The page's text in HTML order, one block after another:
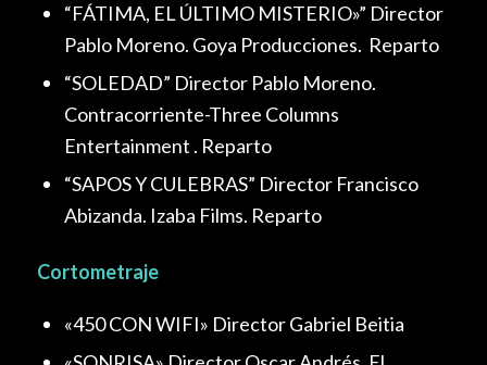
“FÁTIMA, EL ÚLTIMO MISTERIO»” Director
Pablo Moreno. Goya Producciones. Reparto
“SOLEDAD” Director Pablo Moreno.
Contracorriente-Three Columns
Entertainment . Reparto
“SAPOS Y CULEBRAS” Director Francisco
Abizanda. Izaba Films. Reparto
Cortometraje
«450 CON WIFI» Director Gabriel Beitia